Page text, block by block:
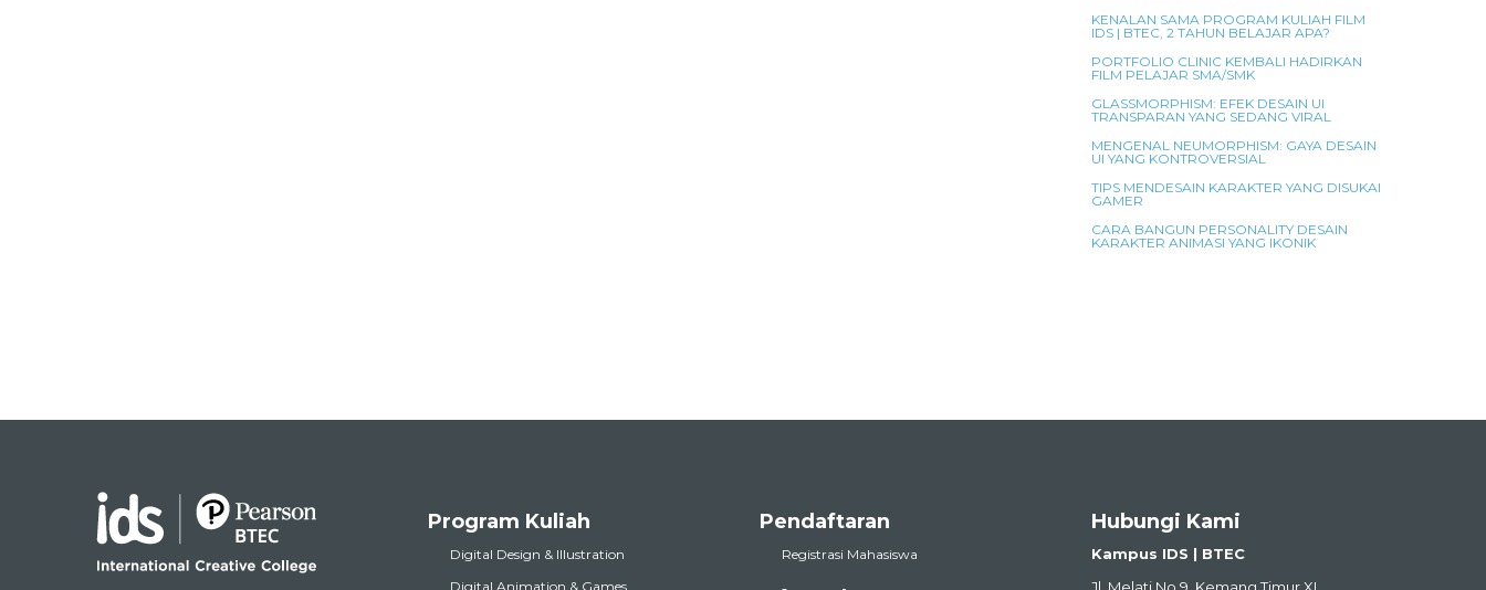
KENALAN SAMA PROGRAM KULIAH FILM
IDS | BTEC, 2 TAHUN BELAJAR APA?
PORTFOLIO CLINIC KEMBALI HADIRKAN
FILM PELAJAR SMA/SMK
GLASSMORPHISM: EFEK DESAIN UI
TRANSPARAN YANG SEDANG VIRAL
MENGENAL NEUMORPHISM: GAYA DESAIN
UI YANG KONTROVERSIAL
TIPS MENDESAIN KARAKTER YANG DISUKAI
GAMER
CARA BANGUN PERSONALITY DESAIN
KARAKTER ANIMASI YANG IKONIK
Program Kuliah
Digital Design & Illustration
Digital Animation & Games
Pendaftaran
Registrasi Mahasiswa
Hubungi Kami
Kampus IDS | BTEC
Jl. Melati No.9, Kemang Timur XI,